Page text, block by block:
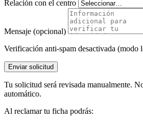
Relación con el centro
Mensaje (opcional)
Verificación anti-spam desactivada (modo
Enviar solicitud
Tu solicitud será revisada manualmente.
automático.
Al reclamar tu ficha podrás: